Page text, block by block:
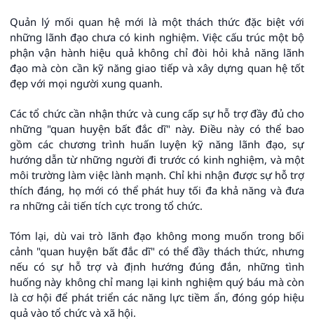
Quản lý mối quan hệ mới là một thách thức đặc biệt với
những lãnh đạo chưa có kinh nghiệm. Việc cấu trúc một bộ
phận vận hành hiệu quả không chỉ đòi hỏi khả năng lãnh
đạo mà còn cần kỹ năng giao tiếp và xây dựng quan hệ tốt
đẹp với mọi người xung quanh.
Các tổ chức cần nhận thức và cung cấp sự hỗ trợ đầy đủ cho
những "quan huyện bất đắc dĩ" này. Điều này có thể bao
gồm các chương trình huấn luyện kỹ năng lãnh đạo, sự
hướng dẫn từ những người đi trước có kinh nghiệm, và một
môi trường làm việc lành mạnh. Chỉ khi nhận được sự hỗ trợ
thích đáng, họ mới có thể phát huy tối đa khả năng và đưa
ra những cải tiến tích cực trong tổ chức.
Tóm lại, dù vai trò lãnh đạo không mong muốn trong bối
cảnh "quan huyện bất đắc dĩ" có thể đầy thách thức, nhưng
nếu có sự hỗ trợ và định hướng đúng đắn, những tình
huống này không chỉ mang lại kinh nghiệm quý báu mà còn
là cơ hội để phát triển các năng lực tiềm ẩn, đóng góp hiệu
quả vào tổ chức và xã hội.